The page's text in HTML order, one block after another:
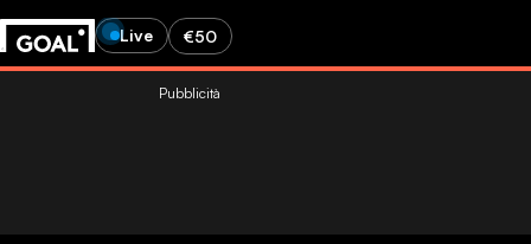
Live €50
Pubblicità